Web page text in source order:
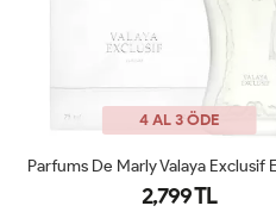
4 AL 3 ÖDE
Prada Paradoxe İntense Edp 90
2,599 TL